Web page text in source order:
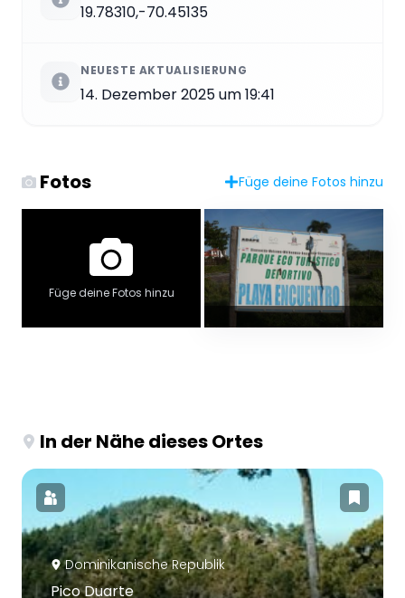
19.78310,-70.45135
NEUESTE AKTUALISIERUNG
14. Dezember 2025 um 19:41
Fotos Füge deine Fotos hinzu
Füge deine Fotos hinzu
In der Nähe dieses Ortes
Dominikanische Republik
Pico Duarte